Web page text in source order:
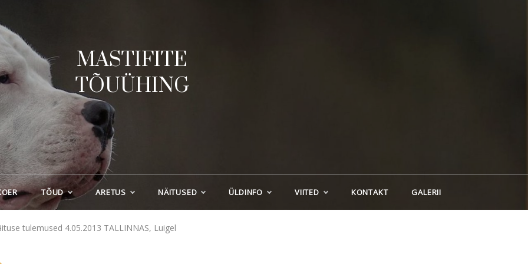
MASTIFITE
TÕUÜHING
TÕUD ARETUS NÄITUSED ÜLDINFO VIITED KONTAKT GALERII
tulemused 4.05.2013 TALLINNAS, Luigel